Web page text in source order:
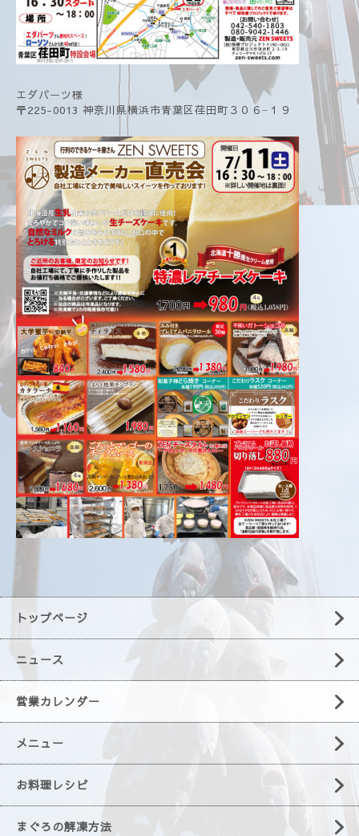
エダパーツ様
〒225-0013 神奈川県横浜市青葉区荏田町３０６−１９
トップページ
ニュース
営業カレンダー
メニュー
お料理レシピ
まぐろの解凍方法